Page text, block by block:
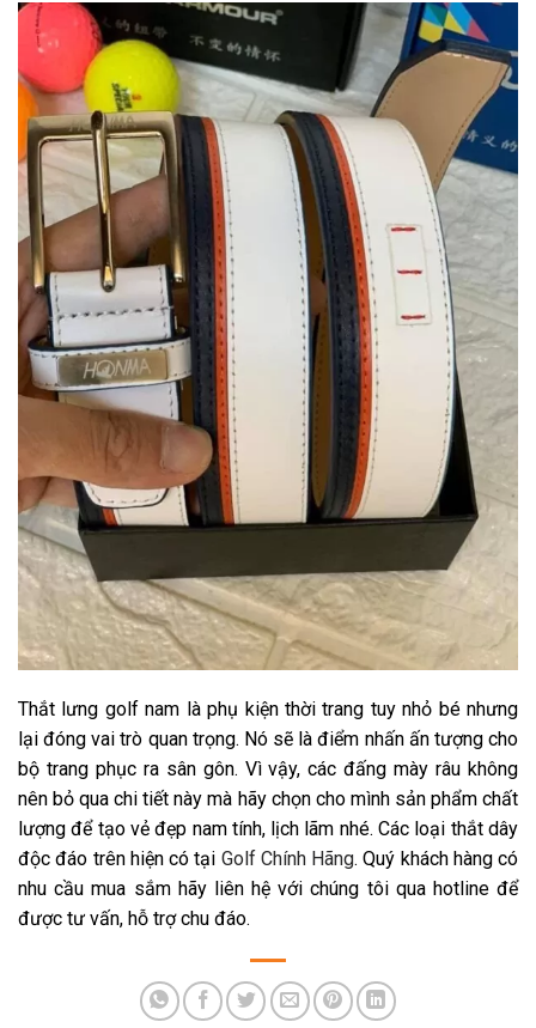
Thắt lưng golf nam là phụ kiện thời trang tuy nhỏ bé nhưng
lại đóng vai trò quan trọng. Nó sẽ là điểm nhấn ấn tượng cho
bộ trang phục ra sân gôn. Vì vậy, các đấng mày râu không
nên bỏ qua chi tiết này mà hãy chọn cho mình sản phẩm chất
lượng để tạo vẻ đẹp nam tính, lịch lãm nhé. Các loại thắt dây
độc đáo trên hiện có tại Golf Chính Hãng. Quý khách hàng có
nhu cầu mua sắm hãy liên hệ với chúng tôi qua hotline để
được tư vấn, hỗ trợ chu đáo.